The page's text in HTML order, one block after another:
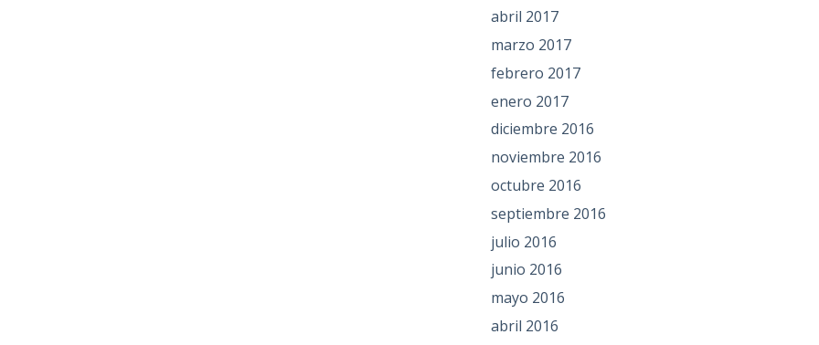
abril 2017
marzo 2017
febrero 2017
enero 2017
diciembre 2016
noviembre 2016
octubre 2016
septiembre 2016
julio 2016
junio 2016
mayo 2016
abril 2016